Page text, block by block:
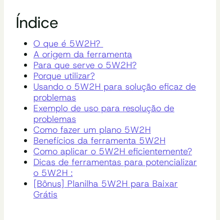
Índice
O que é 5W2H?
A origem da ferramenta
Para que serve o 5W2H?
Porque utilizar?
Usando o 5W2H para solução eficaz de
problemas
Exemplo de uso para resolução de
problemas
Como fazer um plano 5W2H
Benefícios da ferramenta 5W2H
Como aplicar o 5W2H eficientemente?
Dicas de ferramentas para potencializar
o 5W2H :
[Bônus] Planilha 5W2H para Baixar
Grátis